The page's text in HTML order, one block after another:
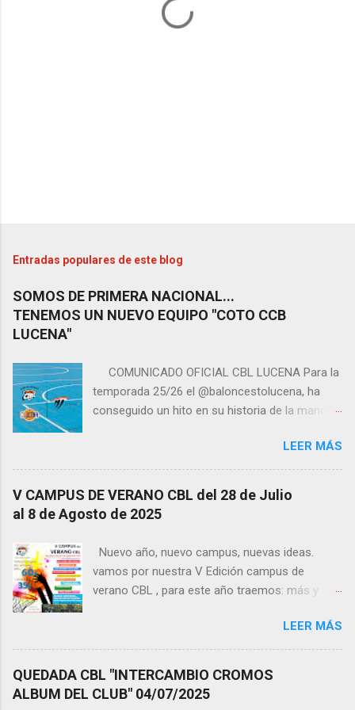
Entradas populares de este blog
SOMOS DE PRIMERA NACIONAL...
TENEMOS UN NUEVO EQUIPO "COTO CCB
LUCENA"
COMUNICADO OFICIAL CBL LUCENA Para la
temporada 25/26 el @baloncestolucena, ha
conseguido un hito en su historia de la mano
virtud del acuerdo de colaboración suscrito
entre ambas entidades Cordobesas... Nuestro
Club tendrá un equipo jugando por primera vez
en LIGA PRIMERA NACIONAL bajo el nombre
dicho equipo militará en TERCERA FEB . Desde
los órganos de dirección de nuestro Club,
queremos dejar constancia de nuestro
compromiso y firme apuesta por nuestras
nuevo proyecto del Club no influirá en las
mismas, ni deportiva, ni económicamente, ya
LEER MÁS
V CAMPUS DE VERANO CBL del 28 de Julio
al 8 de Agosto de 2025
Nuevo año, nuevo campus, nuevas ideas.
vamos por nuestra V Edición campus de
verano CBL , para este año traemos: más y
entretenimiento y además tendremos con
nosotros alguna sorpresa ...a que esperas,
apúntate y... aprende, disfruta y diviértete. ¿
Quieres saber más?, pues te dejo un informe
LEER MÁS
QUEDADA CBL "INTERCAMBIO CROMOS
ALBUM DEL CLUB" 04/07/2025